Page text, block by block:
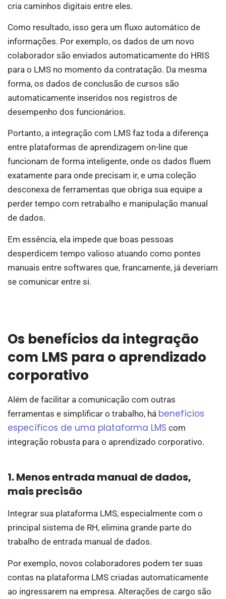
cria caminhos digitais entre eles.
Como resultado, isso gera um fluxo automático de
informações. Por exemplo, os dados de um novo
colaborador são enviados automaticamente do HRIS
para o LMS no momento da contratação. Da mesma
forma, os dados de conclusão de cursos são
automaticamente inseridos nos registros de
desempenho dos funcionários.
Portanto, a integração com LMS faz toda a diferença
entre plataformas de aprendizagem on-line que
funcionam de forma inteligente, onde os dados fluem
exatamente para onde precisam ir, e uma coleção
desconexa de ferramentas que obriga sua equipe a
perder tempo com retrabalho e manipulação manual
de dados.
Em essência, ela impede que boas pessoas
desperdicem tempo valioso atuando como pontes
manuais entre softwares que, francamente, já deveriam
se comunicar entre si.
Os benefícios da integração
com LMS para o aprendizado
corporativo
Além de facilitar a comunicação com outras
ferramentas e simplificar o trabalho, há benefícios
específicos de uma plataforma LMS com
integração robusta para o aprendizado corporativo.
1. Menos entrada manual de dados,
mais precisão
Integrar sua plataforma LMS, especialmente com o
principal sistema de RH, elimina grande parte do
trabalho de entrada manual de dados.
Por exemplo, novos colaboradores podem ter suas
contas na plataforma LMS criadas automaticamente
ao ingressarem na empresa. Alterações de cargo são